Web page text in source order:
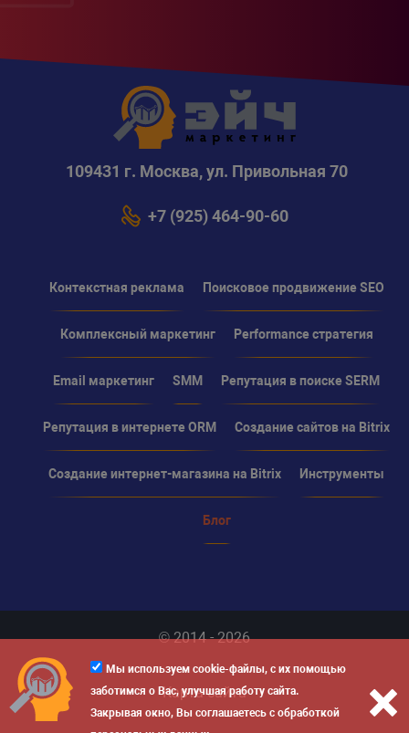
Мы используем cookie-файлы, с их помощью
заботимся о Вас, улучшая работу сайта.
Закрывая окно, Вы соглашаетесь с обработкой
109431 г. Москва, ул. Привольная 70
+7 (925) 464-90-60
Контекстная реклама Поисковое продвижение SEO
Комплексный маркетинг Performance стратегия
Email маркетинг SMM Репутация в поиске SERM
Репутация в интернете ORM Создание сайтов на Bitrix
Создание интернет-магазина на Bitrix Инструменты
Блог
© 2014 - 2026
Карта сайта